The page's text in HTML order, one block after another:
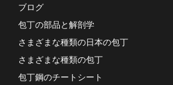
ブログ
包丁の部品と解剖学
さまざまな種類の日本の包丁
さまざまな種類の包丁
包丁鋼のチートシート